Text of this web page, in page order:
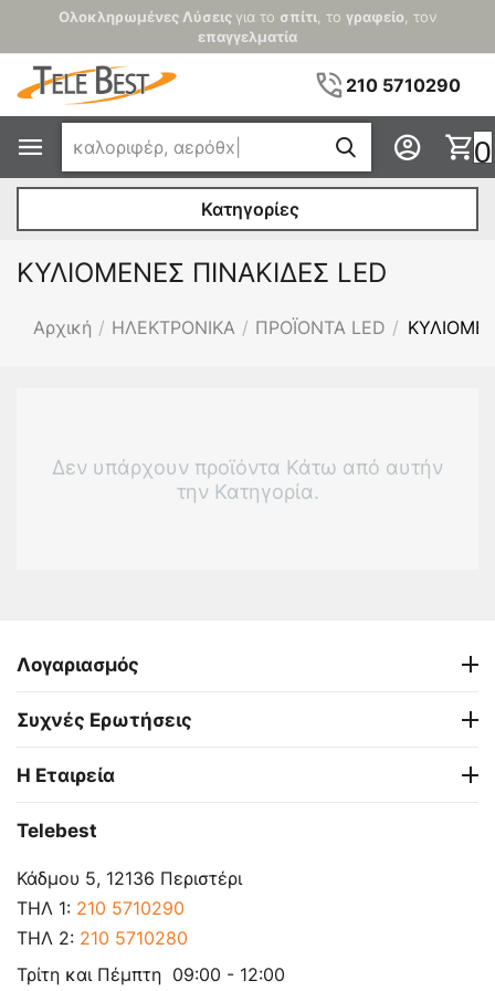
Ολοκληρωμένες Λύσεις για το σπίτι, το γραφείο, τον
επαγγελματία
210 5710290
0
Κατηγορίες
ΚΥΛΙΟΜΕΝΕΣ ΠΙΝΑΚΙΔΕΣ LED
Αρχική / ΗΛΕΚΤΡΟΝΙΚΑ / ΠΡΟΪΟΝΤΑ LED /
Δεν υπάρχουν προϊόντα Κάτω από αυτήν
την Κατηγορία.
Λογαριασμός
Συχνές Ερωτήσεις
Η Εταιρεία
Telebest
Κάδμου 5, 12136 Περιστέρι
ΤΗΛ 1: 210 5710290
ΤΗΛ 2: 210 5710280
Τρίτη και Πέμπτη 09:00 - 12:00